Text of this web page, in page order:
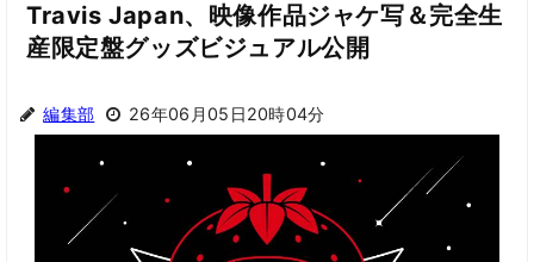
Travis Japan、映像作品ジャケ写＆完全生
産限定盤グッズビジュアル公開
編集部 26年06月05日20時04分